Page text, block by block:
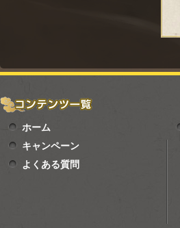
ホーム
キャンペーン
よくある質問